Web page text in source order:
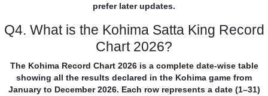
prefer later updates.
Q4. What is the Kohima Satta King Record
Chart 2026?
The Kohima Record Chart 2026 is a complete date-wise table
showing all the results declared in the Kohima game from
January to December 2026. Each row represents a date (1–31)